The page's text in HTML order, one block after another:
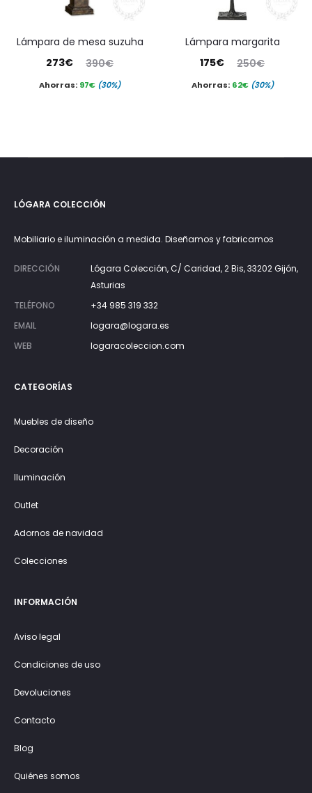
lámpara de mesa suzuha
390€
El
precio
273€
precioAhorras: 97€ (30%)
lámpara margarita
250€
El
precio
175€
El
precioAhorras: 62€ (30%)
LÓGARA COLECCIÓN
Mobiliario e iluminación a medida. Diseñamos y fabricamos
DIRECCIÓN
Lógara Colección, C/ Caridad, 2 Bis, 33202 Gijón,
Asturias
TELÉFONO
+34 985 319 332
EMAIL
logara@logara.es
WEB
logaracoleccion.com
CATEGORÍAS
Muebles de diseño
Decoración
Iluminación
Outlet
Adornos de navidad
Colecciones
INFORMACIÓN
Aviso legal
Condiciones de uso
Devoluciones
Contacto
Blog
Quiénes somos